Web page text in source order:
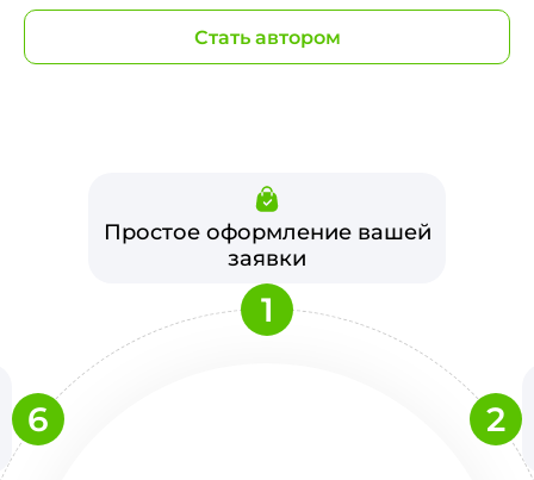
Стать автором
Простое оформление вашей
заявки
1
2
6